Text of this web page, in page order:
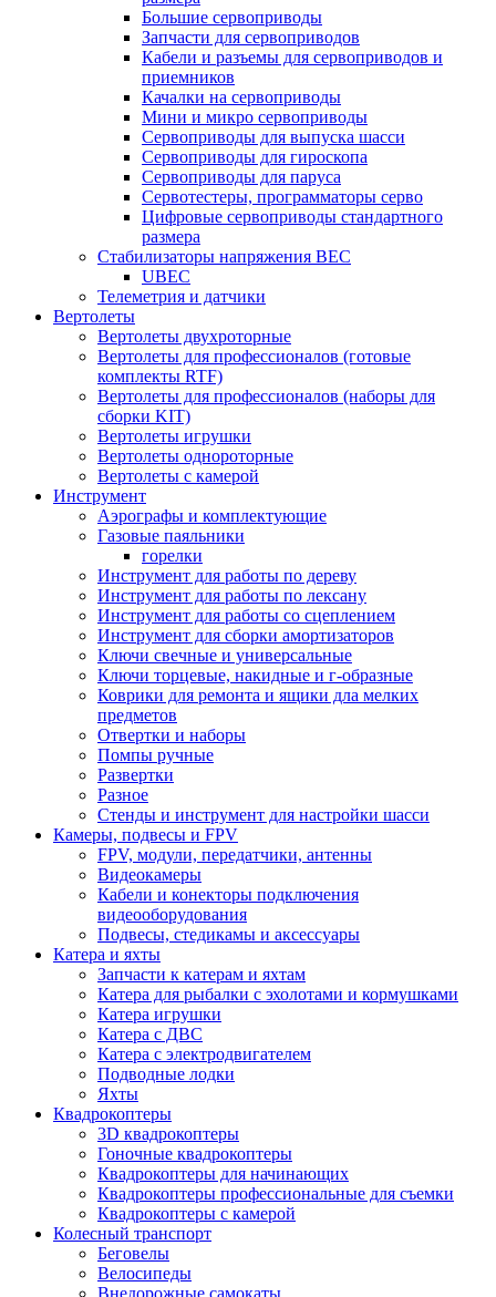
Большие сервоприводы
Запчасти для сервоприводов
Кабели и разъемы для сервоприводов и
приемников
Качалки на сервоприводы
Мини и микро сервоприводы
Сервоприводы для выпуска шасси
Сервоприводы для гироскопа
Сервоприводы для паруса
Сервотестеры, программаторы серво
Цифровые сервоприводы стандартного
размера
Стабилизаторы напряжения BEC
UBEC
Телеметрия и датчики
Вертолеты
Вертолеты двухроторные
Вертолеты для профессионалов (готовые
комплекты RTF)
Вертолеты для профессионалов (наборы для
сборки KIT)
Вертолеты игрушки
Вертолеты однороторные
Вертолеты с камерой
Инструмент
Аэрографы и комплектующие
Газовые паяльники
горелки
Инструмент для работы по дереву
Инструмент для работы по лексану
Инструмент для работы со сцеплением
Инструмент для сборки амортизаторов
Ключи свечные и универсальные
Ключи торцевые, накидные и г-образные
Коврики для ремонта и ящики дла мелких
предметов
Отвертки и наборы
Помпы ручные
Развертки
Разное
Стенды и инструмент для настройки шасси
Камеры, подвесы и FPV
FPV, модули, передатчики, антенны
Видеокамеры
Кабели и конекторы подключения
видеооборудования
Подвесы, стедикамы и аксессуары
Катера и яхты
Запчасти к катерам и яхтам
Катера для рыбалки с эхолотами и кормушками
Катера игрушки
Катера с ДВС
Катера с электродвигателем
Подводные лодки
Яхты
Квадрокоптеры
3D квадрокоптеры
Гоночные квадрокоптеры
Квадрокоптеры для начинающих
Квадрокоптеры профессиональные для съемки
Квадрокоптеры с камерой
Колесный транспорт
Беговелы
Велосипеды
Внедорожные самокаты